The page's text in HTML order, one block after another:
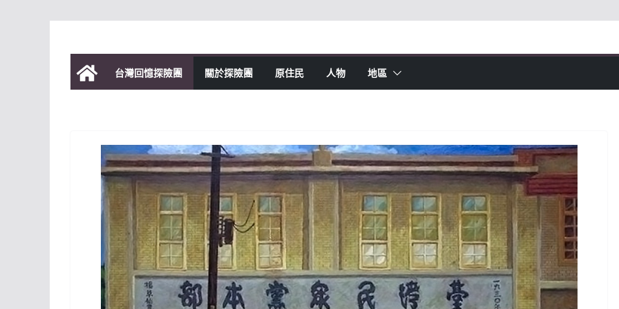
content
台灣回憶探險團 關於探險團 原住民 人物 地區